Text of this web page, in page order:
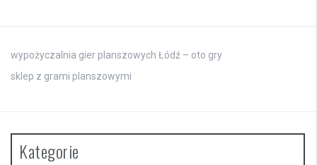
wypożyczalnia gier planszowych Łódź – oto gry
sklep z grami planszowymi
Kategorie